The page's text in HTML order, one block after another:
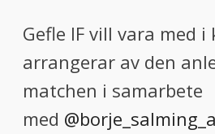
Gefle IF vill vara med i
arrangerar av den
matchen i samarbete
med